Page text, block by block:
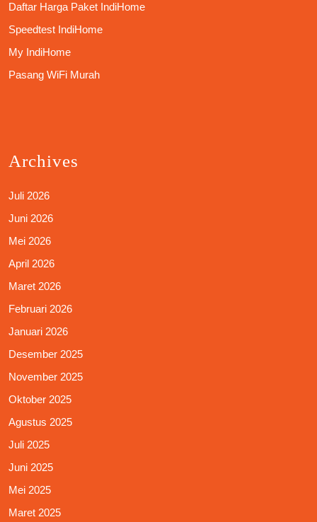
Daftar Harga Paket IndiHome
Speedtest IndiHome
My IndiHome
Pasang WiFi Murah
Archives
Juli 2026
Juni 2026
Mei 2026
April 2026
Maret 2026
Februari 2026
Januari 2026
Desember 2025
November 2025
Oktober 2025
Agustus 2025
Juli 2025
Juni 2025
Mei 2025
Maret 2025